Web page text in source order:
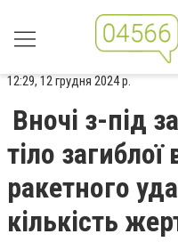
12:29, 12 грудня 2024 р.
Вночі з-під
тіло загиблої
ракетного
кількість